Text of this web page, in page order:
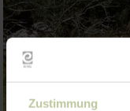
Zustimmung